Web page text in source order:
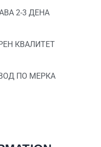
2-3 ДЕНА
КВАЛИТЕТ
ПО МЕРКА